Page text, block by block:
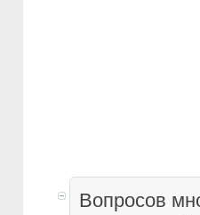
Вопросов